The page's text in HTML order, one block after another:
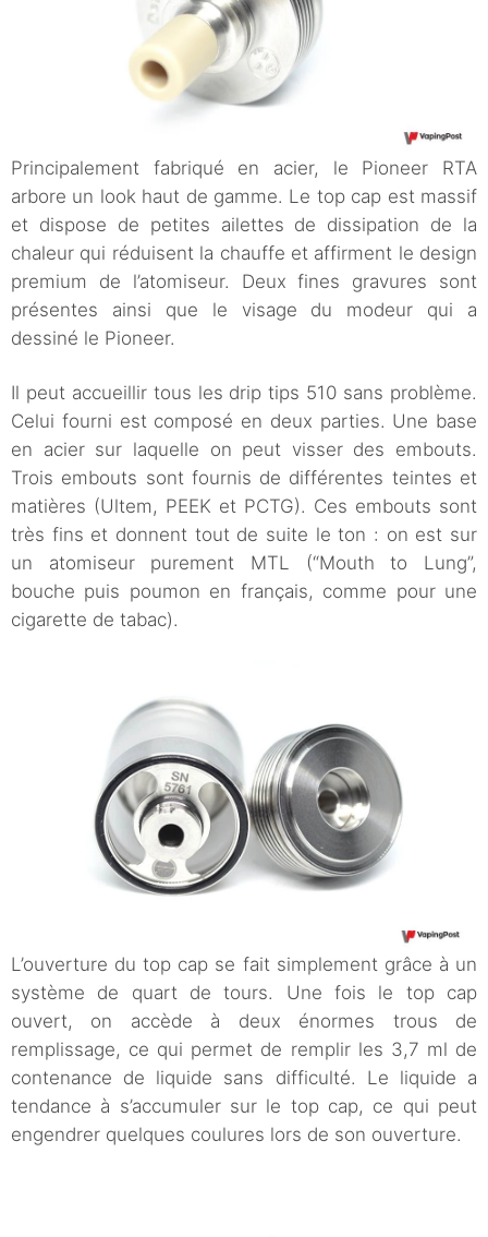
Principalement fabriqué en acier, le Pioneer RTA
arbore un look haut de gamme. Le top cap est massif
et dispose de petites ailettes de dissipation de la
chaleur qui réduisent la chauffe et affirment le design
premium de l’atomiseur. Deux fines gravures sont
présentes ainsi que le visage du modeur qui a
dessiné le Pioneer.
Il peut accueillir tous les drip tips 510 sans problème.
Celui fourni est composé en deux parties. Une base
en acier sur laquelle on peut visser des embouts.
Trois embouts sont fournis de différentes teintes et
matières (Ultem, PEEK et PCTG). Ces embouts sont
très fins et donnent tout de suite le ton : on est sur
un atomiseur purement MTL (“Mouth to Lung”,
bouche puis poumon en français, comme pour une
cigarette de tabac).
L’ouverture du top cap se fait simplement grâce à un
système de quart de tours. Une fois le top cap
ouvert, on accède à deux énormes trous de
remplissage, ce qui permet de remplir les 3,7 ml de
contenance de liquide sans difficulté. Le liquide a
tendance à s’accumuler sur le top cap, ce qui peut
engendrer quelques coulures lors de son ouverture.